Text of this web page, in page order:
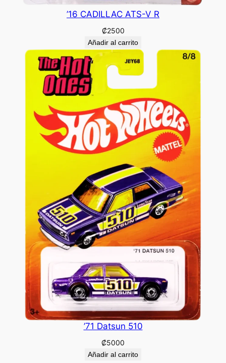
’16 CADILLAC ATS-V R
₡2500
Añadir al carrito
’71 Datsun 510
₡5000
Añadir al carrito